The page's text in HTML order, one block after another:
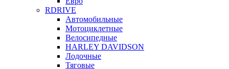
RDRIVE
Автомобильные
Мотоциклетные
Велосипедные
HARLEY DAVIDSON
Лодочные
Тяговые